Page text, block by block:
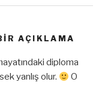
AÇIKLAMA
diploma
yanlış olur.
O